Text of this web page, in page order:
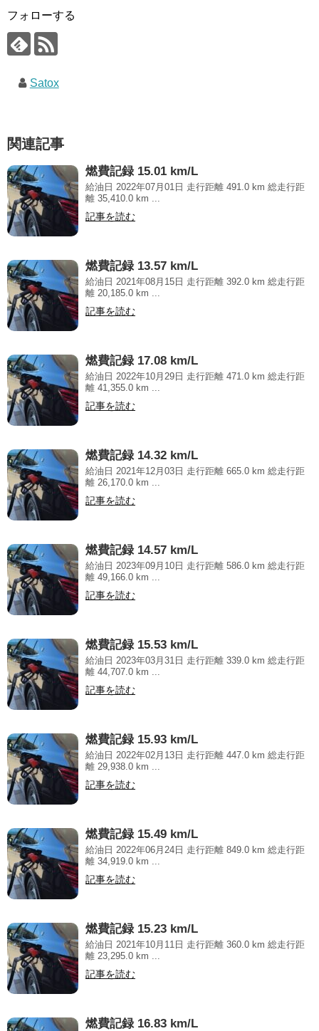
フォローする
Satox
関連記事
燃費記録 15.01 km/L
給油日 2022年07月01日 走行距離 491.0 km 総走行距
離 35,410.0 km ...
記事を読む
燃費記録 13.57 km/L
給油日 2021年08月15日 走行距離 392.0 km 総走行距
離 20,185.0 km ...
記事を読む
燃費記録 17.08 km/L
給油日 2022年10月29日 走行距離 471.0 km 総走行距
離 41,355.0 km ...
記事を読む
燃費記録 14.32 km/L
給油日 2021年12月03日 走行距離 665.0 km 総走行距
離 26,170.0 km ...
記事を読む
燃費記録 14.57 km/L
給油日 2023年09月10日 走行距離 586.0 km 総走行距
離 49,166.0 km ...
記事を読む
燃費記録 15.53 km/L
給油日 2023年03月31日 走行距離 339.0 km 総走行距
離 44,707.0 km ...
記事を読む
燃費記録 15.93 km/L
給油日 2022年02月13日 走行距離 447.0 km 総走行距
離 29,938.0 km ...
記事を読む
燃費記録 15.49 km/L
給油日 2022年06月24日 走行距離 849.0 km 総走行距
離 34,919.0 km ...
記事を読む
燃費記録 15.23 km/L
給油日 2021年10月11日 走行距離 360.0 km 総走行距
離 23,295.0 km ...
記事を読む
燃費記録 16.83 km/L